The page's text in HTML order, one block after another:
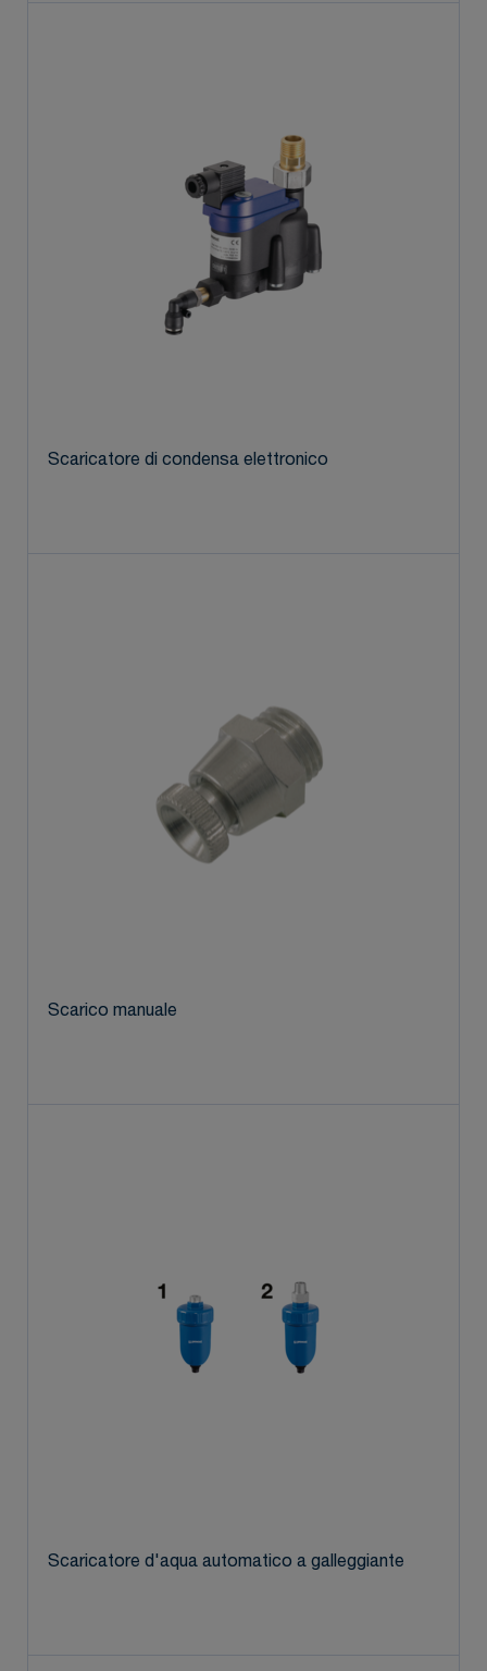
Scaricatore di condensa elettronico
Scarico manuale
Scaricatore d'aqua automatico a galleggiante